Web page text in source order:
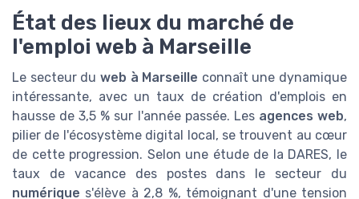
État des lieux du marché de
l'emploi web à Marseille
Le secteur du web à Marseille connaît une dynamique
intéressante, avec un taux de création d'emplois en
hausse de 3,5 % sur l'année passée. Les agences web,
pilier de l'écosystème digital local, se trouvent au cœur
de cette progression. Selon une étude de la DARES, le
taux de vacance des postes dans le secteur du
numérique s'élève à 2,8 %, témoignant d'une tension